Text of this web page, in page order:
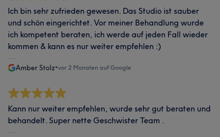
Ich bin sehr zufrieden gewesen. Das Studio ist sauber
und schön eingerichtet. Vor meiner Behandlung wurde
ich kompetent beraten, ich werde auf jeden Fall wieder
kommen & kann es nur weiter empfehlen :)
Amber Stolz•vor 2 Monaten auf Google
Kann nur weiter empfehlen, wurde sehr gut beraten und
behandelt. Super nette Geschwister Team .